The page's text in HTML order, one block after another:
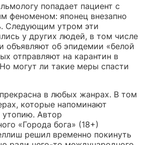
попадает пациент с
феноменом: японец внезапно
Следующим утром эти
у других людей, в том числе
объявляют об эпидемии «белой
отправляют на карантин в
могут ли такие меры спасти
в любых жанрах. В том
которые напоминают
утопию. Автор
«Города бога» (18+)
решил временно покинуть